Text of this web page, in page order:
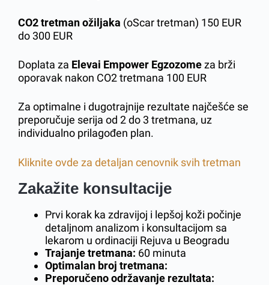
CO2 tretman ožiljaka (oScar tretman) 150 EUR
do 300 EUR
Doplata za Elevai Empower Egzozomeza brži
oporavak nakon CO2 tretmana 100 EUR
Za optimalne i dugotrajnije rezultate najčešće se
preporučuje serija od 2 do 3 tretmana, uz
individualno prilagođen plan.
Kliknite ovde za detaljan cenovnik svih tretman
Zakažite konsultacije
Prvi korak ka zdravijoj i lepšoj koži počinje
detaljnom analizom i konsultacijom sa
lekarom u ordinaciji Rejuva u Beogradu
Trajanje tretmana: 60 minuta
Optimalan broj tretmana:
Preporučeno održavanje rezultata: